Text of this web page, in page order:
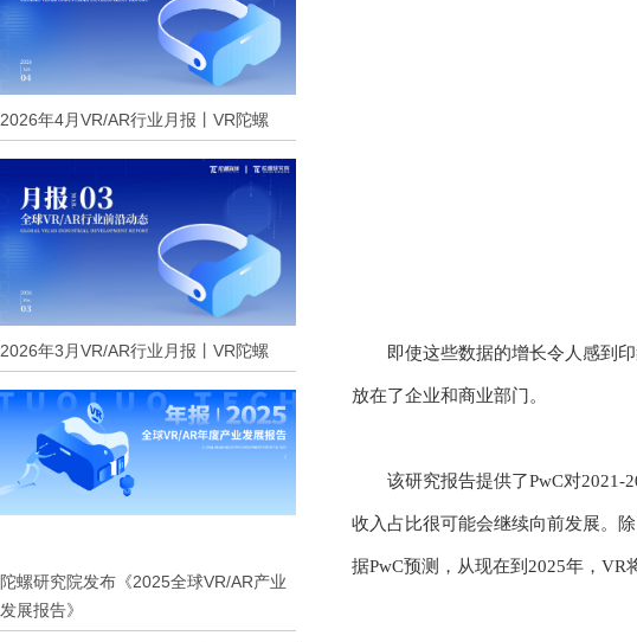
2026年4月VR/AR行业月报丨VR陀螺
2026年3月VR/AR行业月报丨VR陀螺
陀螺研究院发布《2025全球VR/AR产业
发展报告》
即使这些数据的增长令人感到印
放在了企业和商业部门。
该研究报告提供了PwC对2021-
收入占比很可能会继续向前发展。
据PwC预测，从现在到2025年，VR